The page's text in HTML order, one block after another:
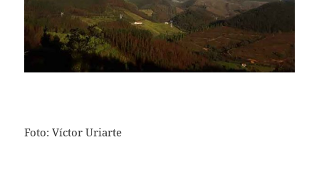
Foto: Víctor Uriarte